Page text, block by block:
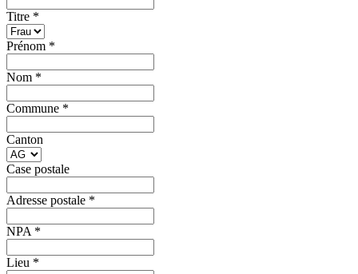
Titre *
Prénom *
Nom *
Commune *
Canton
Case postale
Adresse postale *
NPA *
Lieu *